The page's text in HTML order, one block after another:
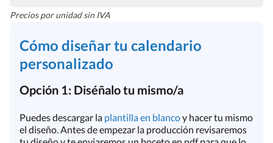
Precios por unidad sin IVA
Cómo diseñar tu calendario
personalizado
Opción 1: Diséñalo tu mismo/a
Puedes descargar la plantilla en blancoy hacer tu mismo
el diseño. Antes de empezar la producción revisaremos